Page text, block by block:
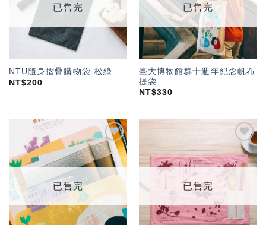
已售完
NTU隨身摺疊購物袋-松綠
NT$200
已售完
臺大博物館群十週年紀念帆布
提袋
NT$330
加入
「願
望輕
單」
已售完
加入
「願
望輕
已售完